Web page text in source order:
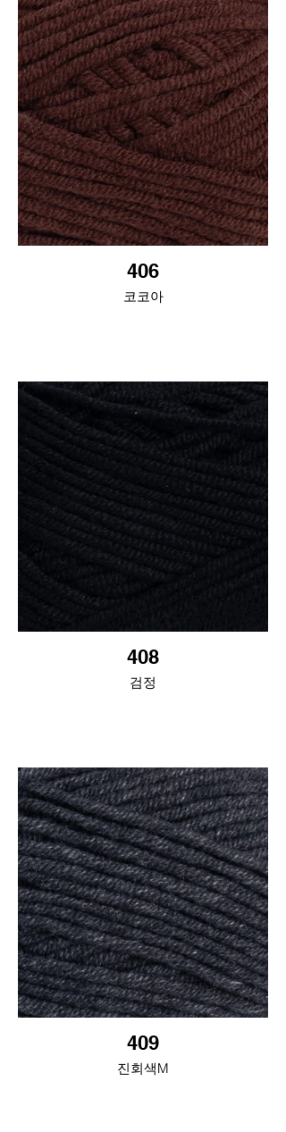
406
코코아
408
검정
409
진회색M